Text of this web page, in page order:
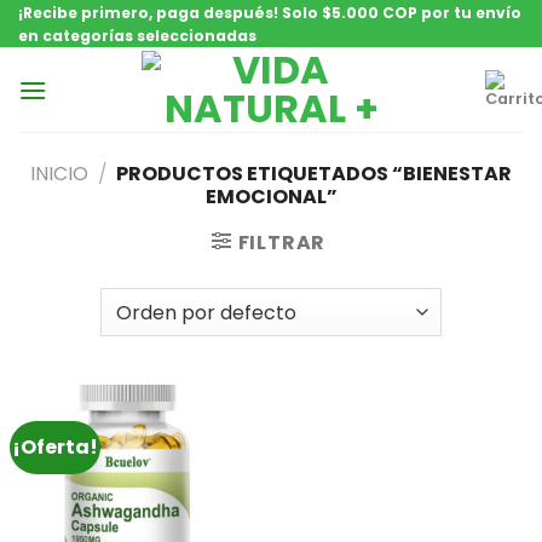
Saltar
contenido
¡Recibe primero, paga después! Solo $5.000 COP por tu envío
en categorías seleccionadas
INICIO / PRODUCTOS ETIQUETADOS “BIENESTAR
EMOCIONAL”
FILTRAR
¡Oferta!